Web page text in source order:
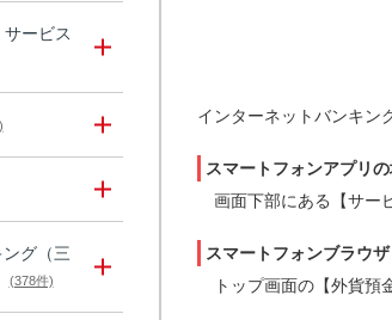
ービス
グ（三
(378件)
インターネットバンキン
スマートフォンアプリ
画面下部にある【サー
スマートフォンブラウ
トップ画面の【外貨預